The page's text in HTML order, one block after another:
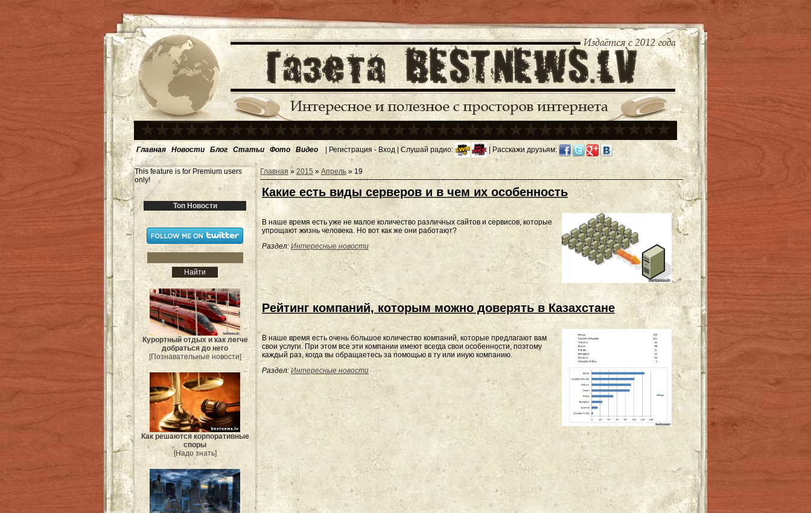
Главная Новости Блог Статьи Фото Видео | Регистрация - Вход | Слушай радио: | Расскажи друзьям:
This feature is for Premium users
only!
Топ Новости
Курортный отдых и как легче
добраться до него
[Познавательные новости]
Как решаются корпоративные
споры
[Надо знать]
Главная » 2015 » Апрель » 19
Какие есть виды серверов и в чем их особенность
В наше время есть уже не малое количество различных сайтов и сервисов, которые
упрощают жизнь человека. Но вот как же они работают?
Раздел: Интересные новости
Рейтинг компаний, которым можно доверять в Казахстане
В наше время есть очень большое количество компаний, которые предлагают вам
свои услуги. При этом все эти компании имеют всегда свои особенности, поэтому
каждый раз, когда вы обращаетесь за помощью в ту или иную компанию.
Раздел: Интересные новости